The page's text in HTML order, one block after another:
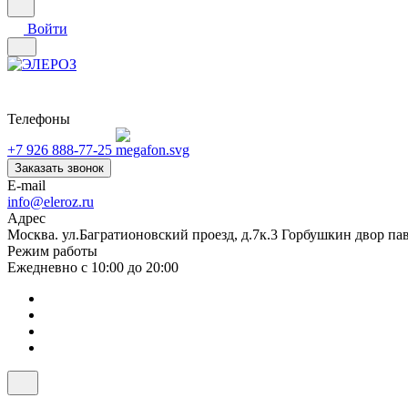
Войти
Телефоны
+7 926 888-77-25
Заказать звонок
E-mail
info@eleroz.ru
Адрес
Москва. ул.Багратионовский проезд, д.7к.3 Горбушкин двор
Режим работы
Ежедневно с 10:00 до 20:00